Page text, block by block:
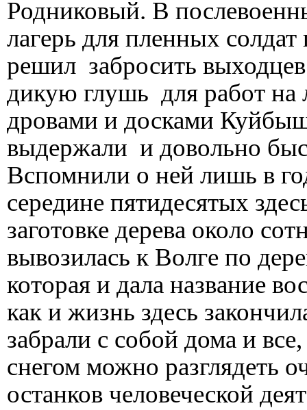
Родниковый. В
лагерь для пленных
решил забросить
дикую глушь для работ на
дровами и досками
выдержали и довольно
Вспомнили о ней лишь в
середине пятидесятых
заготовке дерева около
вывозилась к Волге по
которая и дала название
как и жизнь здесь
забрали с собой дома и
снегом можно разглядеть
останков человеческой